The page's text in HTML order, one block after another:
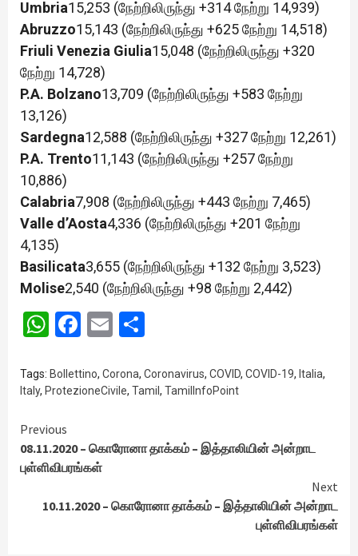
Umbria15,253 (நேற்றிலிருந்து +314 நேற்று 14,939)
Abruzzo15,143 (நேற்றிலிருந்து +625 நேற்று 14,518)
Friuli Venezia Giulia15,048 (நேற்றிலிருந்து +320
நேற்று 14,728)
P.A. Bolzano13,709 (நேற்றிலிருந்து +583 நேற்று
13,126)
Sardegna12,588 (நேற்றிலிருந்து +327 நேற்று 12,261)
P.A. Trento11,143 (நேற்றிலிருந்து +257 நேற்று
10,886)
Calabria7,908 (நேற்றிலிருந்து +443 நேற்று 7,465)
Valle d’Aosta4,336 (நேற்றிலிருந்து +201 நேற்று
4,135)
Basilicata3,655 (நேற்றிலிருந்து +132 நேற்று 3,523)
Molise2,540 (நேற்றிலிருந்து +98 நேற்று 2,442)
WhatsApp
Facebook
Email
Tags: Bollettino, Corona, Coronavirus, COVID, COVID-19, Italia,
Italy, ProtezioneCivile, Tamil , TamilInfoPoint
Continue
Reading
Previous
08.11.2020 – கொரோனா தாக்கம் – இத்தாலியின் அன்றாட
புள்ளிவிபரங்கள்
Next
10.11.2020 – கொரோனா தாக்கம் – இத்தாலியின் அன்றாட
புள்ளிவிபரங்கள்